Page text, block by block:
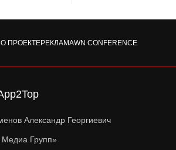
О ПРОЕКТЕРЕКЛАМАWN CONFERENCE
Александр Георгиевич
Групп»